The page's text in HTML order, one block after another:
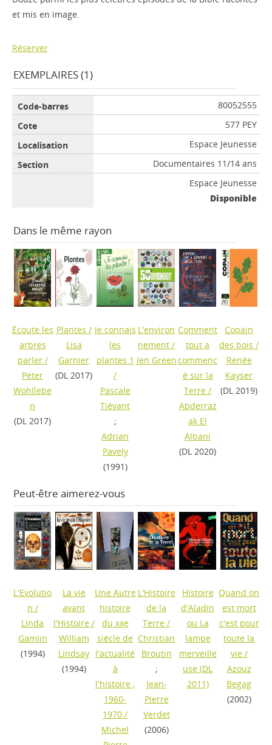
et mis en image.
Réserver
EXEMPLAIRES (1)
80052555
577 PEY
Espace Jeunesse
Documentaires 11/14 ans
Espace Jeunesse
Disponible
Dans le même rayon
Écoute les
arbres
parler/
Peter
Wohllebe
n
(DL 2017)
Plantes /
Lisa
Garnier
(DL 2017)
Je connais
les
plantes 1
/
Pascale
Tiévant
;
Adrian
Pavely
(1991)
L'environ
nement /
Jen Green
Comment
tout a
commenc
é sur la
Terre /
Abderraz
ak El
Albani
(DL 2020)
Copain
des bois /
Renée
Kayser
(DL 2019)
Peut-être aimerez-vous
L'Evolutio
n /
Linda
Gamlin
(1994)
La vie
avant
l'Histoire/
William
Lindsay
(1994)
Une Autre
histoire
du xxe
siècle de
l'actualité
à
l'histoire ;
1960-
1970 /
Michel
L'Histoire
de la
Terre /
Christian
Broutin
;
Jean-
Pierre
Verdet
(2006)
Histoire
d'Aladin
ou La
lampe
merveille
use (DL
2011)
Quand on
est mort
c'est pour
toute la
vie/
Azouz
Begag
(2002)